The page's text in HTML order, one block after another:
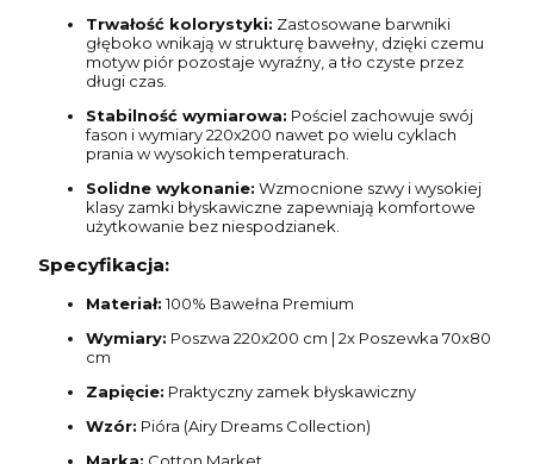
Trwałość kolorystyki: Zastosowane barwniki
głęboko wnikają w strukturę bawełny, dzięki czemu
motyw piór pozostaje wyraźny, a tło czyste przez
długi czas.
Stabilność wymiarowa: Pościel zachowuje swój
fason i wymiary 220x200 nawet po wielu cyklach
prania w wysokich temperaturach.
Solidne wykonanie: Wzmocnione szwy i wysokiej
klasy zamki błyskawiczne zapewniają komfortowe
użytkowanie bez niespodzianek.
Specyfikacja:
Materiał:100% Bawełna Premium
Wymiary: Poszwa 220x200 cm | 2x Poszewka 70x80
cm
Zapięcie: Praktyczny zamek błyskawiczny
Wzór: Pióra (Airy Dreams Collection)